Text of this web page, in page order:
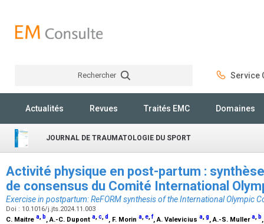
Rechercher Service
Actualités Revues Traités EMC Domaines
JOURNAL DE TRAUMATOLOGIE DU SPORT
Activité physique en post-partum :
de consensus du Comité International
Exercise in postpartum: ReFORM synthesis of the International Olympic
Doi : 10.1016/j.jts.2024.11.003
C. Maitre a b, A.-C. Dupont a c d , F. Morin a e f, A. Valevicius a g, A.-S. Mullera b